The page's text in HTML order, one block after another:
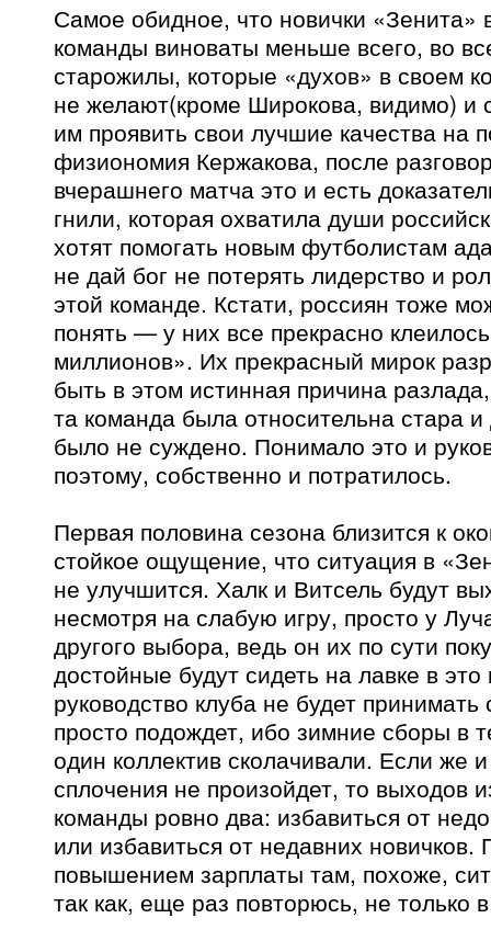
Самое обидное, что новички «Зенита»
команды виноваты меньше всего, во
старожилы, которые «духов» в своем
не желают(кроме Широкова, видимо) и
им проявить свои лучшие качества на
физиономия Кержакова, после
вчерашнего матча это и есть
гнили, которая охватила души
хотят помогать новым футболистам
не дай бог не потерять лидерство и
этой команде. Кстати, россиян тоже
понять — у них все прекрасно
миллионов». Их прекрасный мирок
быть в этом истинная причина
та команда была относительна стара
было не суждено. Понимало это и
поэтому, собственно и потратилось.
Первая половина сезона близится к
стойкое ощущение, что ситуация в
не улучшится. Халк и Витсель будут
несмотря на слабую игру, просто у
другого выбора, ведь он их по сути
достойные будут сидеть на лавке в
руководство клуба не будет
просто подождет, ибо зимние сборы в
один коллектив сколачивали. Если же
сплочения не произойдет, то выходов
команды ровно два: избавиться от
или избавиться от недавних новичков.
повышением зарплаты там, похоже,
так как, еще раз повторюсь, не только